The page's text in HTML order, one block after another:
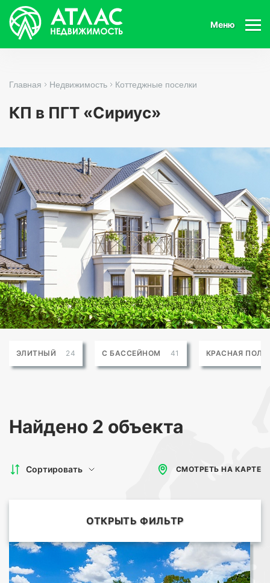
Меню
Главная Недвижимость Коттеджные поселки
КП в ПГТ «Сириус»
ЭЛИТНЫЙ 24 С БАССЕЙНОМ 41 КРАСНАЯ
Найдено 2 объекта
Сортировать СМОТРЕТЬ НА КАРТЕ
ОТКРЫТЬ ФИЛЬТР